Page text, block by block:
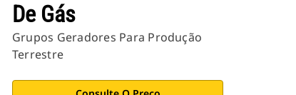
De Gás
Grupos Geradores Para Produção
Terrestre